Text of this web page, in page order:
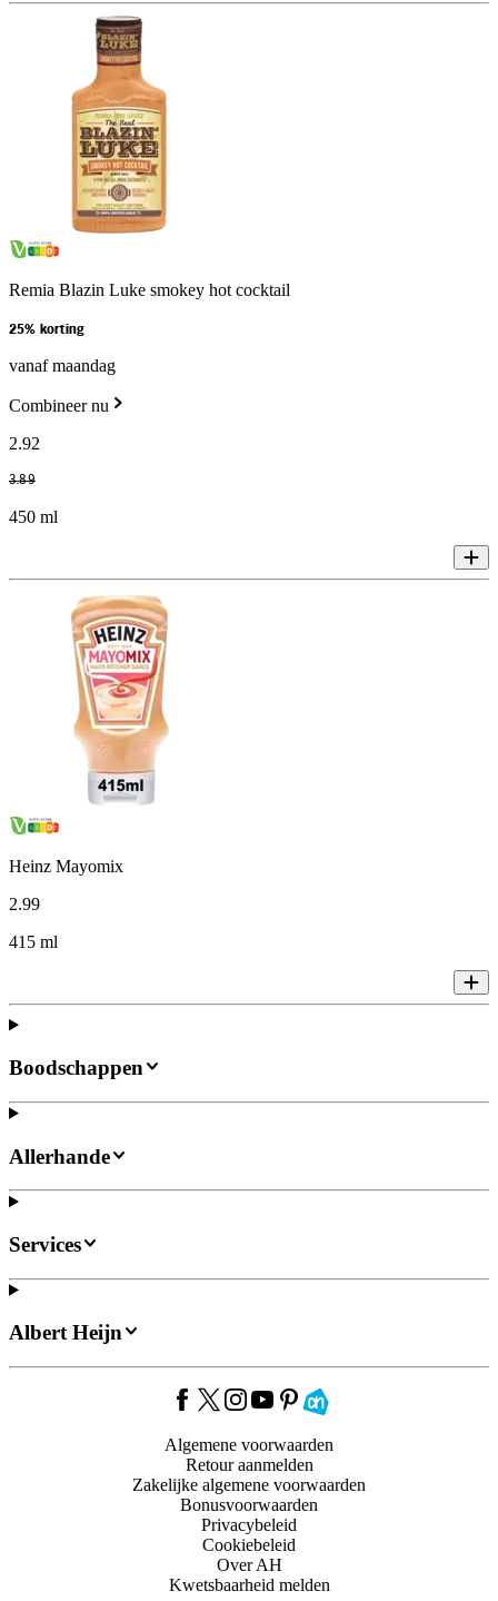
Remia Blazin Luke smokey hot cocktail
25% korting
vanaf maandag
Combineer nu
2.92
3.89
450 ml
Heinz Mayomix
2.99
415 ml
Boodschappen
Allerhande
Services
Albert Heijn
Algemene voorwaarden
Retour aanmelden
Zakelijke algemene voorwaarden
Bonusvoorwaarden
Privacybeleid
Cookiebeleid
Over AH
Kwetsbaarheid melden